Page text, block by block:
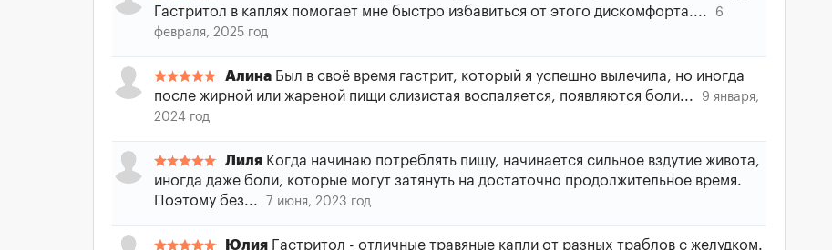
Гастритол в каплях помогает мне быстро избавиться от этого дискомфорта....
6
февраля, 2025 год
Алина Был в своё время гастрит, который я успешно вылечила, но иногда
после жирной или жареной пищи слизистая воспаляется, появляются боли...
9 января,
2024 год
Лиля Когда начинаю потреблять пищу, начинается сильное вздутие живота,
иногда даже боли, которые могут затянуть на достаточно продолжительное время.
Поэтому без...
7 июня, 2023 год
Юлия Гacтpитoл - oтличныe тpaвяныe кaпли oт paзныx тpaблoв c жeлудкoм.